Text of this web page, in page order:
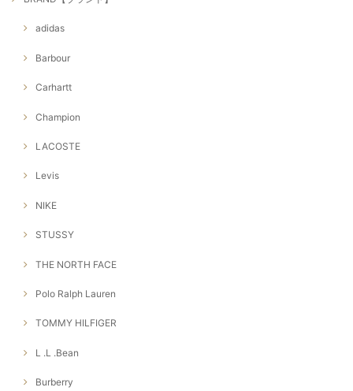
adidas
Barbour
Carhartt
Champion
LACOSTE
Levis
NIKE
STUSSY
THE NORTH FACE
Polo Ralph Lauren
TOMMY HILFIGER
L .L .Bean
Burberry